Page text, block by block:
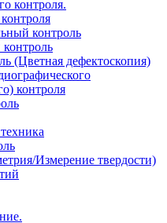
контроль
(Цветная дефектоскопия)
контроля
Измерение твердости)